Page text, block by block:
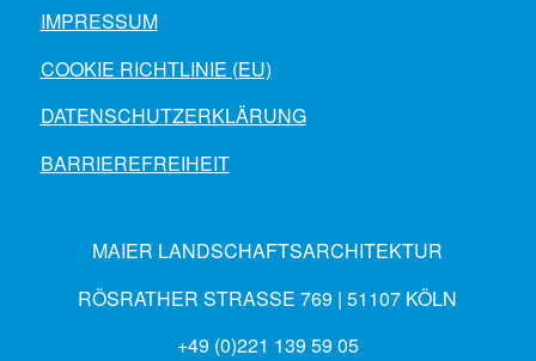
IMPRESSUM
COOKIE RICHTLINIE (EU)
DATENSCHUTZERKLÄRUNG
BARRIEREFREIHEIT
MAIER LANDSCHAFTSARCHITEKTUR
RÖSRATHER STRASSE 769 | 51107 KÖLN
+49 (0)221 139 59 05